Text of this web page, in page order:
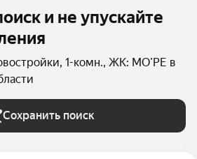
и не упускайте
1-комн., ЖК: МО’РЕ в
Сохранить поиск